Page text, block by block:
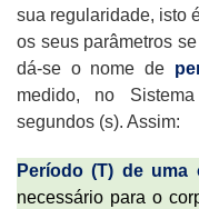
sua regularidade, isto
os seus parâmetros
dá-se o nome de
medido, no
segundos (s). Assim:
Período (T) de uma
necessário para o